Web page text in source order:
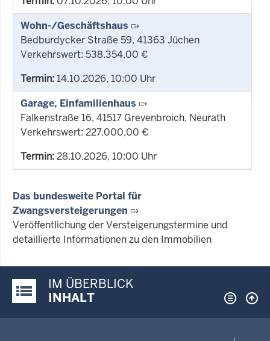
Wohn-/Geschäftshaus
Bedburdycker Straße 59, 41363 Jüchen
Verkehrswert: 538.354,00 €
Termin:14.10.2026, 10:00 Uhr
Garage, Einfamilienhaus
Falkenstraße 16, 41517 Grevenbroich, Neurath
Verkehrswert: 227.000,00 €
Termin:28.10.2026, 10:00 Uhr
Das bundesweite Portal für
Zwangsversteigerungen
Veröffentlichung der Versteigerungstermine und
detaillierte Informationen zu den Immobilien
Justiz-Portal im Überblick:
IM ÜBERBLICK
INHALT